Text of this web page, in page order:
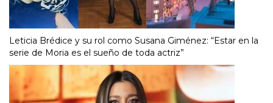
Leticia Brédice y su rol como Susana Giménez: “Estar en la
serie de Moria es el sueño de toda actriz”